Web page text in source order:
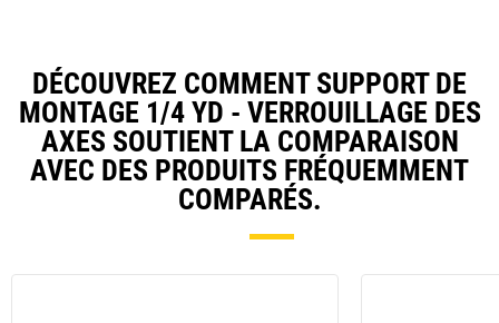
DÉCOUVREZ COMMENT SUPPORT DE
MONTAGE 1/4 YD - VERROUILLAGE DES
AXES SOUTIENT LA COMPARAISON
AVEC DES PRODUITS FRÉQUEMMENT
COMPARÉS.